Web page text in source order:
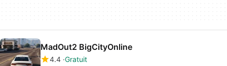
MadOut2 BigCityOnline
4.4 Gratuit